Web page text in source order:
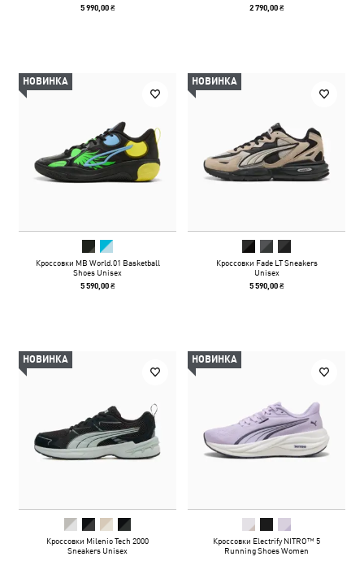
5 990,00 ₴ 2 790,00 ₴
НОВИНКА
Кроссовки MB World.01 Basketball
Shoes Unisex
5 590,00 ₴
НОВИНКА
Кроссовки Fade LT Sneakers
Unisex
5 590,00 ₴
НОВИНКА
Кроссовки Milenio Tech 2000
Sneakers Unisex
НОВИНКА
Кроссовки Electrify NITRO™ 5
Running Shoes Women